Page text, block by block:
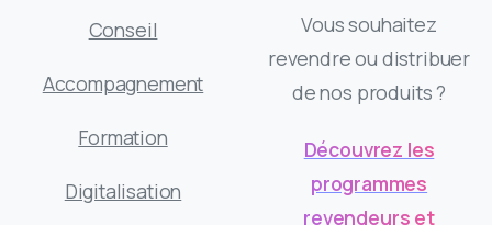
Conseil
Accompagnement
Formation
Digitalisation
Vous souhaitez
revendre ou distribuer
de nos produits ?
Découvrez les
programmes
revendeurs et